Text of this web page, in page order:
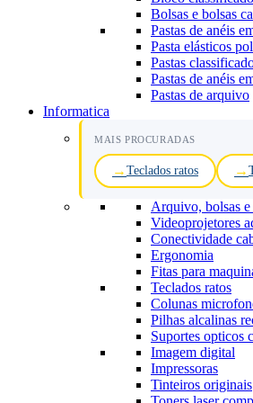
Bolsas e bolsas
Pastas de anéis
Pasta elásticos
Pastas
Pastas de anéis
Pastas de arquivo
Informatica
MAIS PROCURADAS
Teclados ratos
Arquivo, bolsas e
Videoprojetores
Conectividade
Ergonomia
Fitas para
Teclados ratos
Colunas
Pilhas alcalinas
Suportes opticos
Imagem digital
Impressoras
Tinteiros originais